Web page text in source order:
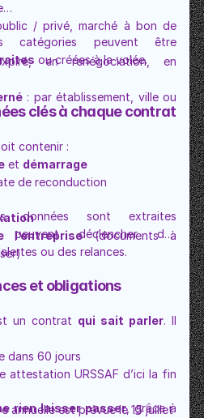
/ privé, marché à bon de
en renégociation, en
: par établissement, ville ou
ou créées à la volée.
clés à chaque contrat
contenir :
et démarrage
de reconduction
l’entreprise (documents à
données sont extraites
ou des relances.
et obligations
un contrat qui sait parler. Il
dans 60 jours
attestation URSSAF d’ici la fin
annuelle est prévue le 15 juillet
rien laisser passer, grâce à